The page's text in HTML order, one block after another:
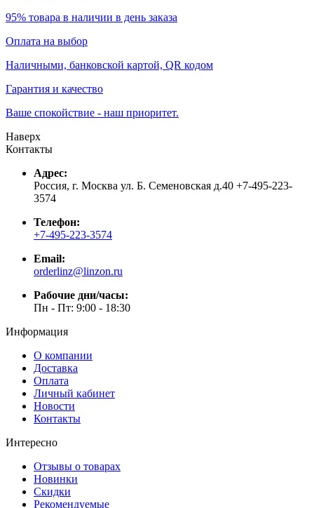
95% товара в наличии в день заказа
Оплата на выбор
Наличными, банковской картой, QR кодом
Гарантия и качество
Ваше спокойствие - наш приоритет.
Наверх
Контакты
Адрес:
Россия, г. Москва ул. Б. Семеновская д.40 +7-495-223-
3574
Телефон:
+7-495-223-3574
Email:
orderlinz@linzon.ru
Рабочие дни/часы:
Пн - Пт: 9:00 - 18:30
Информация
О компании
Доставка
Оплата
Личный кабинет
Новости
Контакты
Интересно
Отзывы о товарах
Новинки
Скидки
Рекомендуемые